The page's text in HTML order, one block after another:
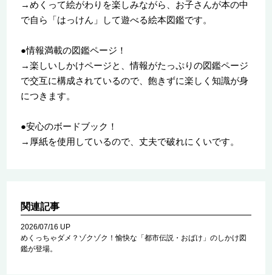
→めくって絵がわりを楽しみながら、お子さんが本の中
で自ら「はっけん」して遊べる絵本図鑑です。
●情報満載の図鑑ページ！
→楽しいしかけページと、情報がたっぷりの図鑑ページ
で交互に構成されているので、飽きずに楽しく知識が身
につきます。
●安心のボードブック！
→厚紙を使用しているので、丈夫で破れにくいです。
関連記事
2026/07/16 UP
めくっちゃダメ？ゾクゾク！愉快な「都市伝説・おばけ」のしかけ図
鑑が登場。